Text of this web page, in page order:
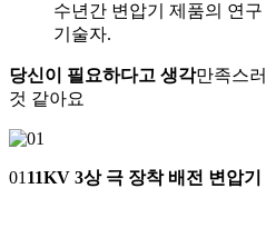
수년간 변압기 제품의 연
기술자.
당신이 필요하다고 생각만족스
것 같아요
01 11KV 3상 극 장착 배전 변압기